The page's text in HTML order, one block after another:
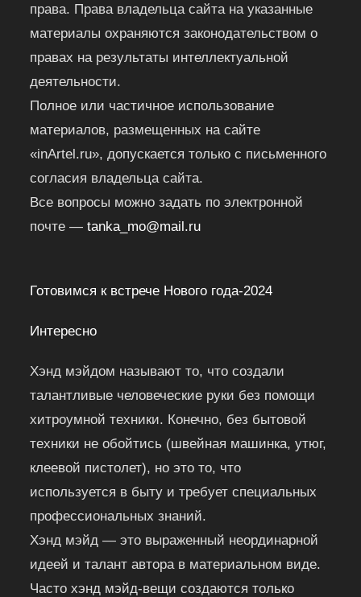
права. Права владельца сайта на указанные
материалы охраняются законодательством о
правах на результаты интеллектуальной
деятельности.
Полное или частичное использование
материалов, размещенных на сайте
«inArtel.ru», допускается только с письменного
согласия владельца сайта.
Все вопросы можно задать по электронной
почте —tanka_mo@mail.ru
Готовимся к встрече Нового года-2024
Интересно
Хэнд мэйдом называют то, что создали
талантливые человеческие руки без помощи
хитроумной техники. Конечно, без бытовой
техники не обойтись (швейная машинка, утюг,
клеевой пистолет), но это то, что
используется в быту и требует специальных
профессиональных знаний.
Хэнд мэйд — это выраженный неординарной
идеей и талант автора в материальном виде.
Часто хэнд мэйд-вещи создаются только